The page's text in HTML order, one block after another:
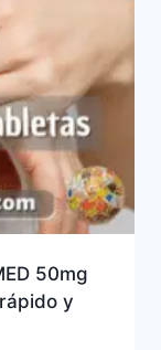
50mg
y